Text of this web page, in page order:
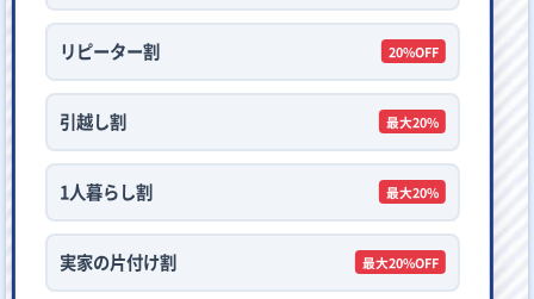
リピーター割 20%OFF
引越し割 最大20%
1人暮らし割 最大20%
実家の片付け割 最大20%OFF